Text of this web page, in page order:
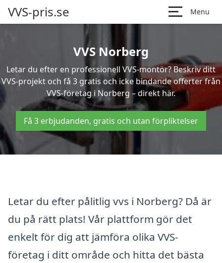
VVS-pris.se Menu
VVS Norberg
Letar du efter en professionell VVS-montör? Beskriv ditt
VVS-projekt och få 3 gratis och icke bindande offerter från
VVS-företag i Norberg – direkt här.
Få 3 erbjudanden, gratis och utan förpliktelser
Letar du efter pålitlig vvs i Norberg? Då är
du på rätt plats! Vår plattform gör det
enkelt för dig att jämföra olika VVS-
företag i ditt område och hitta det bästa